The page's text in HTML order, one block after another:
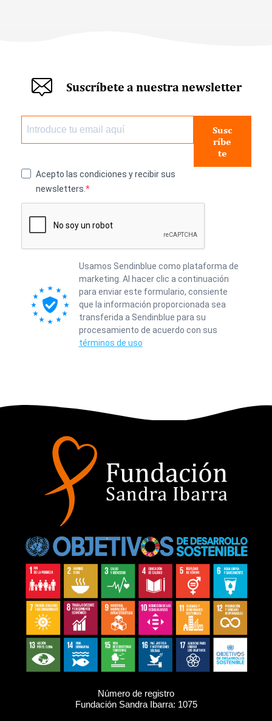
Suscríbete a nuestra newsletter
Susc
ríbe
te
Acepto las condiciones y recibir sus
newsletters.
Usamos Sendinblue como plataforma de
marketing. Al hacer clic a continuación
para enviar este formulario, consiente
que la información proporcionada sea
transferida a Sendinblue para su
procesamiento de acuerdo con sus
términos de uso
Número de registro
Fundación Sandra Ibarra: 1075